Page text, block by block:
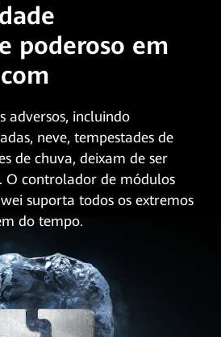
poderoso em
adversos, incluindo
neve, tempestades de
de chuva, deixam de ser
O controlador de módulos
suporta todos os extremos
do tempo.